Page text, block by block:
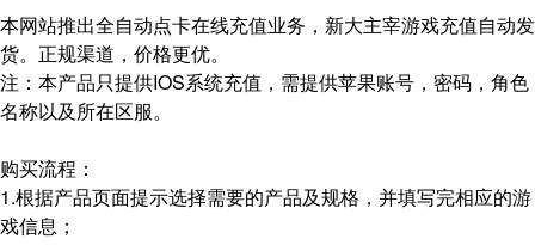
本网站推出全自动点卡在线充值业务，新大主宰游戏充值自动发
货。正规渠道，价格更优。
注：本产品只提供IOS系统充值，需提供苹果账号，密码，角色
名称以及所在区服。
购买流程：
1.根据产品页面提示选择需要的产品及规格，并填写完相应的游
戏信息；